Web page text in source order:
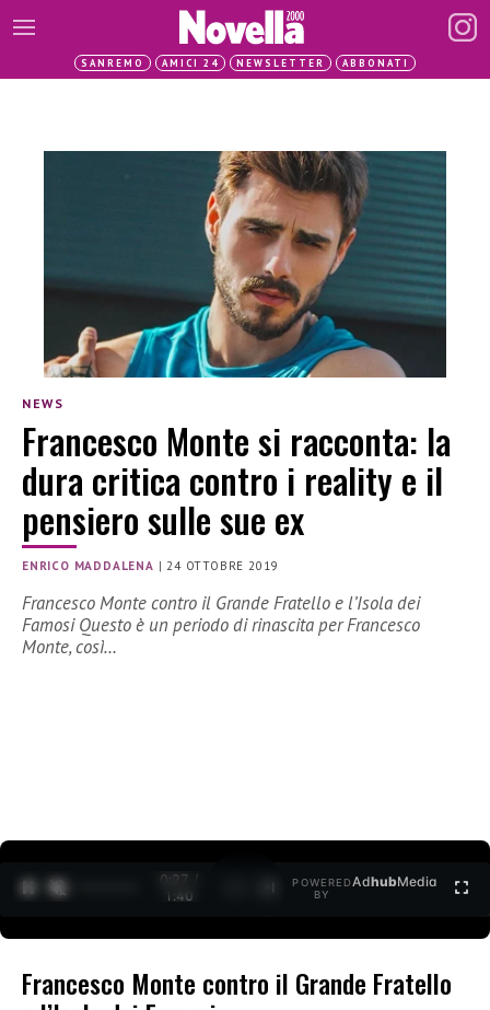
SANREMO AMICI 24 NEWSLETTER ABBONATI
NEWS
Francesco Monte si racconta: la
dura critica contro i reality e il
pensiero sulle sue ex
ENRICO MADDALENA |24 OTTOBRE 2019
Francesco Monte contro il Grande Fratello e l’Isola dei
Famosi Questo è un periodo di rinascita per Francesco
Monte, così…
0:27 /
1:40
POWERED
BY
AdhubMedia
Francesco Monte contro il Grande Fratello